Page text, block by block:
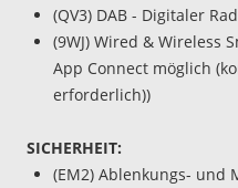
(QV3) DAB - Digitaler
(9WJ) Wired & Wireless
App Connect möglich
erforderlich))
SICHERHEIT:
(EM2) Ablenkungs- und